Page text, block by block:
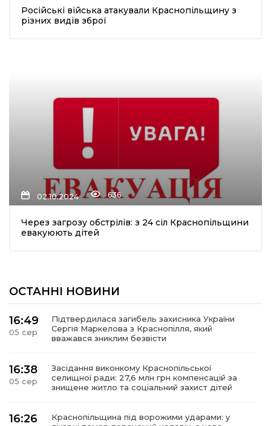
Російські війська атакували Краснопільщину з
різних видів зброї
02.10.2024 636
Через загрозу обстрілів: з 24 сіл Краснопільщини
евакуюють дітей
ОСТАННІ НОВИНИ
16:49
05 сер
Підтвердилася загибель захисника України
Сергія Маркелова з Краснопілля, який
вважався зниклим безвісти
16:38
05 сер
Засідання виконкому Краснопільської
селищної ради: 27,6 млн грн компенсацій за
знищене житло та соціальний захист дітей
16:26
Краснопільщина під ворожими ударами: у